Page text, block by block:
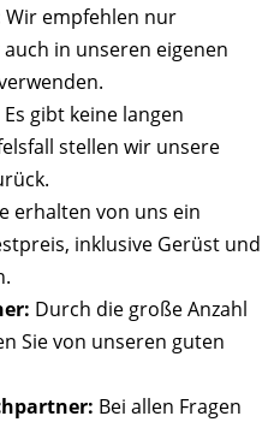
Wir empfehlen nur
in unseren eigenen
Es gibt keine langen
stellen wir unsere
erhalten von uns ein
inklusive Gerüst und
Durch die große Anzahl
Sie von unseren guten
Bei allen Fragen